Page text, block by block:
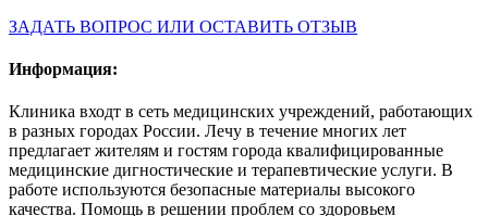
ЗАДАТЬ ВОПРОС ИЛИ ОСТАВИТЬ ОТЗЫВ
Информация:
Клиника входт в сеть медицинских учреждений, работающих
в разных городах России. Лечу в течение многих лет
предлагает жителям и гостям города квалифицированные
медицинские дигностические и терапевтические услуги. В
работе используются безопасные материалы высокого
качества. Помощь в решении проблем со здоровьем